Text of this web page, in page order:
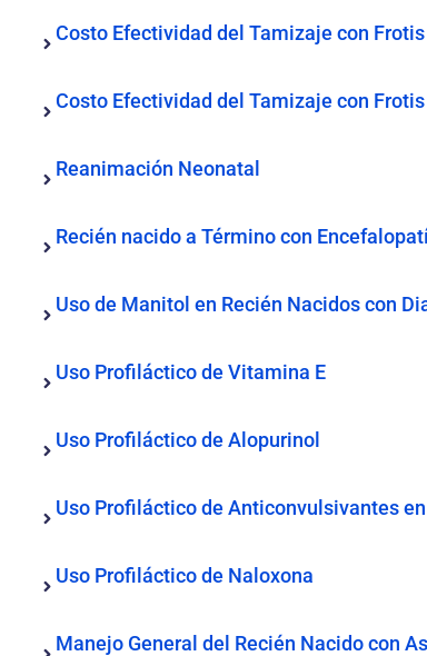
Costo Efectividad del Tamizaje con
Costo Efectividad del Tamizaje con Frotis
Reanimación Neonatal
Recién nacido a Término con
Uso de Manitol en Recién Nacidos con
Uso Profiláctico de Vitamina E
Uso Profiláctico de Alopurinol
Uso Profiláctico de Anticonvulsivantes
Uso Profiláctico de Naloxona
Manejo General del Recién Nacido con